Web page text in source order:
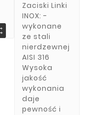
Zaciski Linki
INOX: -
wykonane
ze stali
nierdzewnej
AISI 316
Wysoka
jakość
wykonania
daje
pewność i